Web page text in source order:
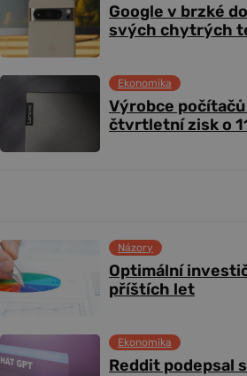
Google v brzké
svých chytrých
Výrobce
čtvrtletní zisk o
Ekonomika
Optimální
příštích let
Názory
Reddit podepsal
Ekonomika